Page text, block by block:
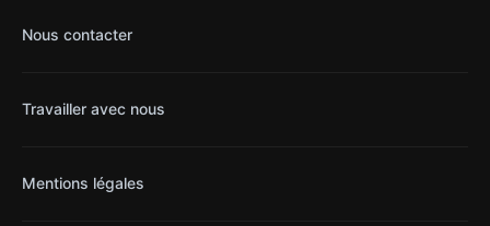
Nous contacter
Travailler avec nous
Mentions légales